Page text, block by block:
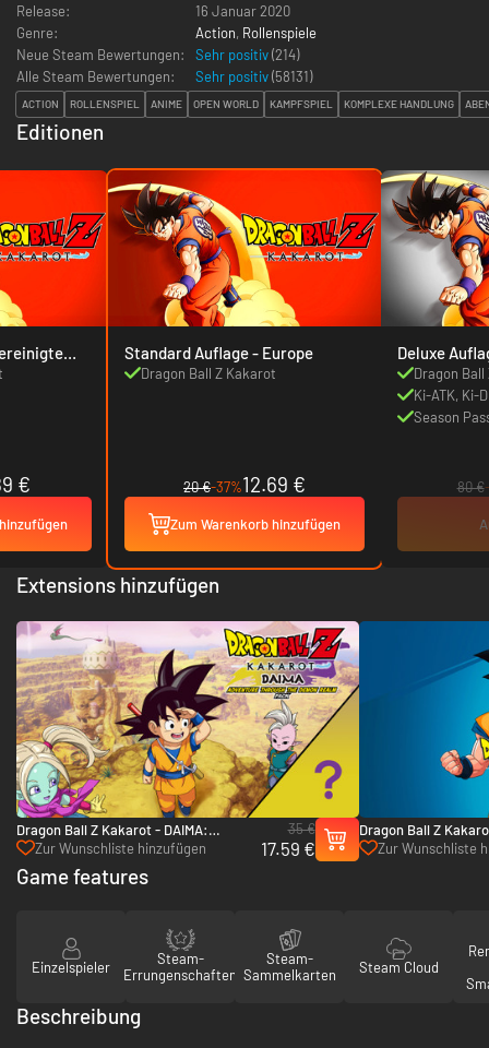
Release:
16 Januar 2020
Genre:
Action, Rollenspiele
Neue Steam Bewertungen:
Sehr positiv(214)
Alle Steam Bewertungen:
Sehr positiv(58131)
ACTION ROLLENSPIEL ANIME OPEN WORLD KAMPFSPIEL KOMPLEXE HANDLUNG
Editionen
€
Standard Auflage - Europe
Dragon Ball Z Kakarot
20 €-37%12.69 €
Zum Warenkorb hinzufügen
Deluxe
Dragon
Ki-ATK, Ki-
Season
80 €
Extensions hinzufügen
Dragon Ball Z Kakarot - DAIMA:
Abenteuer im Reich der Dämonen"-
Paket - PC (Steam)
Zur Wunschliste hinzufügen
35 €
17.59 €
Dragon Ball Z
PC (Steam)
Zur Wunschliste
Game features
Einzelspieler
Steam-
Errungenschaften
Steam-
Sammelkarten
Steam Cloud
Beschreibung